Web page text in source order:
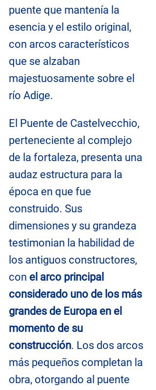
puente que mantenía la
esencia y el estilo original,
con arcos característicos
que se alzaban
majestuosamente sobre el
río Adige.
El Puente de Castelvecchio,
perteneciente al complejo
de la fortaleza, presenta una
audaz estructura para la
época en que fue
construido. Sus
dimensiones y su grandeza
testimonian la habilidad de
los antiguos constructores,
con el arco principal
considerado uno de los más
grandes de Europa en el
momento de su
construcción. Los dos arcos
más pequeños completan la
obra, otorgando al puente